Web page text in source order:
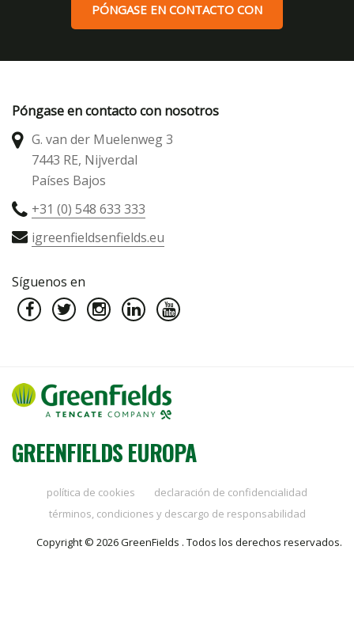
PÓNGASE EN CONTACTO CON
Póngase en contacto con nosotros
G. van der Muelenweg 3
7443 RE, Nijverdal
Países Bajos
+31 (0) 548 633 333
igreenfieldsenfields.eu
Síguenos en
GREENFIELDS EUROPA
política de cookies
declaración de confidencialidad
términos, condiciones y descargo de responsabilidad
Copyright © 2026 GreenFields . Todos los derechos reservados.